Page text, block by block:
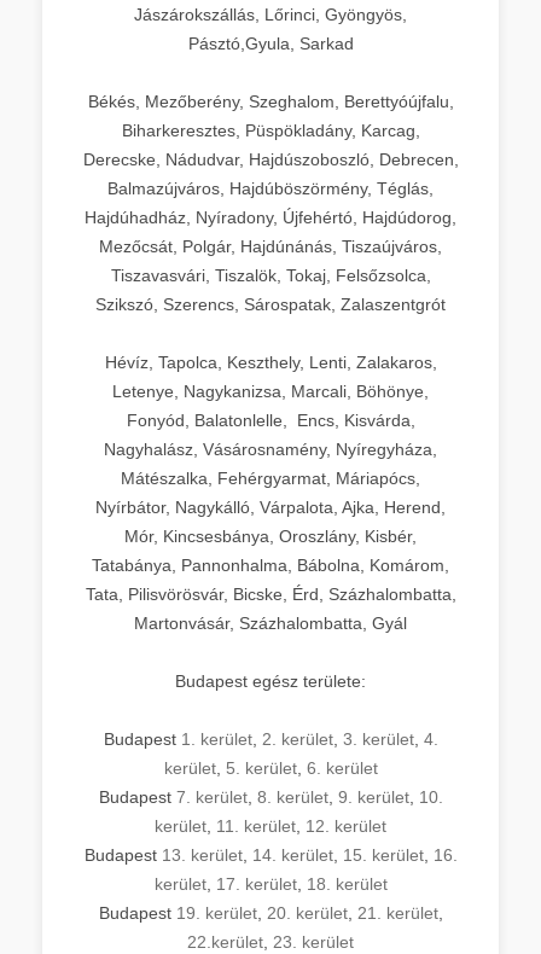
Jászárokszállás, Lőrinci, Gyöngyös,
Pásztó,Gyula, Sarkad
Békés, Mezőberény, Szeghalom, Berettyóújfalu,
Biharkeresztes, Püspökladány, Karcag,
Derecske, Nádudvar, Hajdúszoboszló, Debrecen,
Balmazújváros, Hajdúböszörmény, Téglás,
Hajdúhadház, Nyíradony, Újfehértó, Hajdúdorog,
Mezőcsát, Polgár, Hajdúnánás, Tiszaújváros,
Tiszavasvári, Tiszalök, Tokaj, Felsőzsolca,
Szikszó, Szerencs, Sárospatak, Zalaszentgrót
Hévíz, Tapolca, Keszthely, Lenti, Zalakaros,
Letenye, Nagykanizsa, Marcali, Böhönye,
Fonyód, Balatonlelle, Encs, Kisvárda,
Nagyhalász, Vásárosnamény, Nyíregyháza,
Mátészalka, Fehérgyarmat, Máriapócs,
Nyírbátor, Nagykálló, Várpalota, Ajka, Herend,
Mór, Kincsesbánya, Oroszlány, Kisbér,
Tatabánya, Pannonhalma, Bábolna, Komárom,
Tata, Pilisvörösvár, Bicske, Érd, Százhalombatta,
Martonvásár, Százhalombatta, Gyál
Budapest egész területe:
Budapest 1. kerület, 2. kerület, 3. kerület, 4.
kerület, 5. kerület, 6. kerület
Budapest 7. kerület, 8. kerület, 9. kerület, 10.
kerület 11. kerület 12. kerület
Budapest 13. kerület, 14. kerület, 15. kerület, 16.
kerület, 17. kerület, 18. kerület
Budapest 19. kerület, 20. kerület, 21. kerület,
22.kerület 23. kerület